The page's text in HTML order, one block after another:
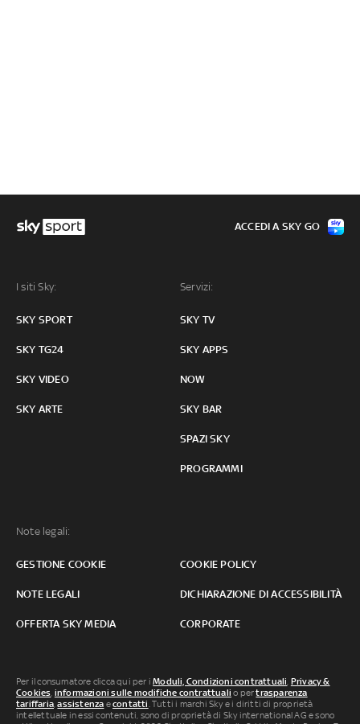
I siti Sky:
SKY SPORT
SKY TG24
SKY VIDEO
SKY ARTE
Servizi:
SKY TV
SKY APPS
NOW
SKY BAR
SPAZI SKY
PROGRAMMI
Note legali:
GESTIONE COOKIE COOKIE POLICY
NOTE LEGALI DICHIARAZIONE DI ACCESSIBILITÀ
OFFERTA SKY MEDIA CORPORATE
ACCEDI A SKY GO
Per il consumatore clicca qui per iModuli, Condizioni contrattuali, Privacy &
Cookies, informazioni sulle modifiche contrattuali o pertrasparenza
tariffaria,assistenza econtatti. Tutti i marchi Sky e i diritti di proprietà
intellettuale in essi contenuti, sono di proprietà di Sky international AG e sono